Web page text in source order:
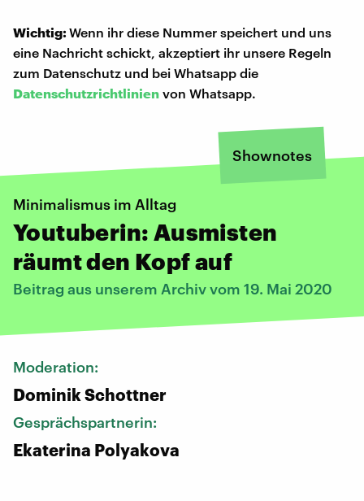
Wichtig:Wenn ihr diese Nummer speichert und uns
eine Nachricht schickt, akzeptiert ihr unsere Regeln
zum Datenschutz und bei Whatsapp die
Datenschutzrichtlinien von Whatsapp.
Shownotes
Minimalismus im Alltag
Youtuberin: Ausmisten
räumt den Kopf auf
Beitrag aus unserem Archiv vom 19. Mai 2020
Moderation:
Dominik Schottner
Gesprächspartnerin:
Ekaterina Polyakova